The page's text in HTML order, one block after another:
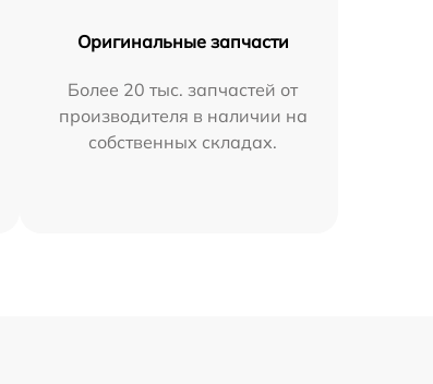
Оригинальные запчасти
Более 20 тыс. запчастей от
производителя в наличии на
собственных складах.